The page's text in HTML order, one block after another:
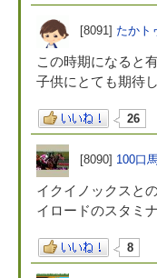
[8091] たかト
この時期になると
子供にとても期待
26
[8090] 100口
イクイノックスと
イロードのスタミ
8